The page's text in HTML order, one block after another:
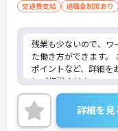
交通費支給
退職金制度あり
残業も少ないので、ワ
た働き方ができます。
ポイントなど、詳細を
にご相談ください。
詳細を見